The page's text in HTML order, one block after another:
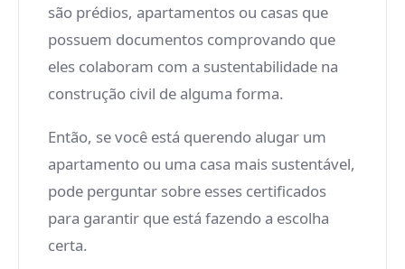
são prédios, apartamentos ou casas que
possuem documentos comprovando que
eles colaboram com a sustentabilidade na
construção civil de alguma forma.
Então, se você está querendo alugar um
apartamento ou uma casa mais sustentável,
pode perguntar sobre esses certificados
para garantir que está fazendo a escolha
certa.